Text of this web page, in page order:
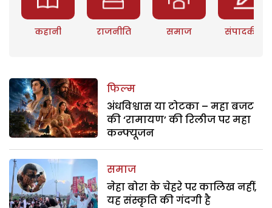
कहानी राजनीति समाज संपादकीय
फिल्म
अंधविश्वास या टोटका – महा बजट
की ‘रामायण’ की रिलीज पर महा
कन्फ्यूजन
समाज
नेहा बोरा के चेहरे पर कालिख नहीं,
यह संस्कृति की गंदगी है